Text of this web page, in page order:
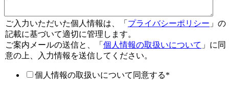
ご入力いただいた個人情報は、「 プライバシーポリシー 」の
記載に基づいて適切に管理します。
ご案内メールの送信と、「 個人情報の取扱いについて 」に同
意の上、入力情報を送信してください。
個人情報の取扱いについて同意する*